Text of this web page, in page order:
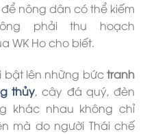
nông dân có thể kiếm
phải thu hoạch
WK Ho cho biết.
bật lên những bứctranh
thủy, cây đá quý, đèn
khác nhau không chỉ
mà do người Thái chế